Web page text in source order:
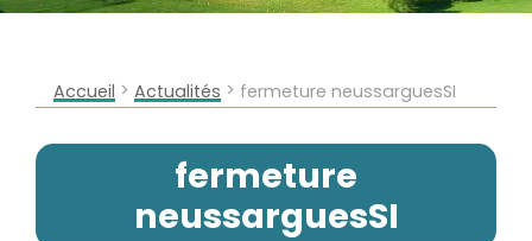
Accueil > Actualités > fermeture neussarguesSI
fermeture
neussarguesSI